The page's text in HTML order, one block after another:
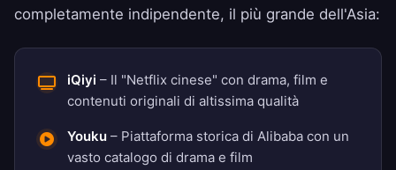
completamente indipendente, il più grande dell'Asia:
iQiyi – Il "Netflix cinese" con drama, film e
contenuti originali di altissima qualità
Youku – Piattaforma storica di Alibaba con un
vasto catalogo di drama e film